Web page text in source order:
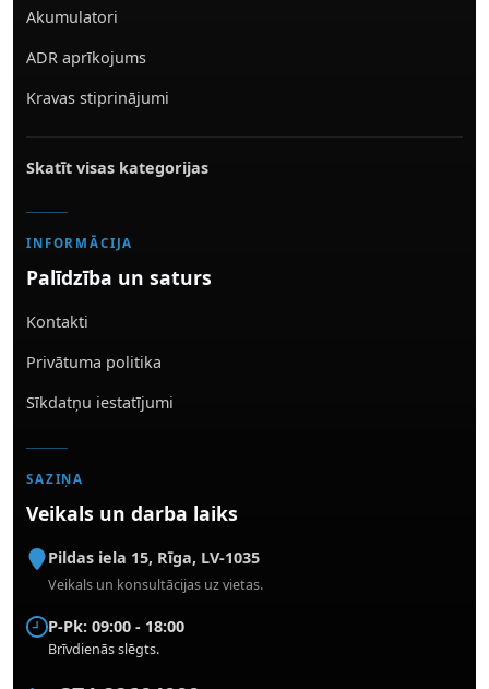
Akumulatori
ADR aprīkojums
Kravas stiprinājumi
Skatīt visas kategorijas
INFORMĀCIJA
Palīdzība un saturs
Kontakti
Privātuma politika
Sīkdatņu iestatījumi
SAZIŅA
Veikals un darba laiks
Pildas iela 15, Rīga, LV-1035
Veikals un konsultācijas uz vietas.
P-Pk: 09:00 - 18:00
Brīvdienās slēgts.